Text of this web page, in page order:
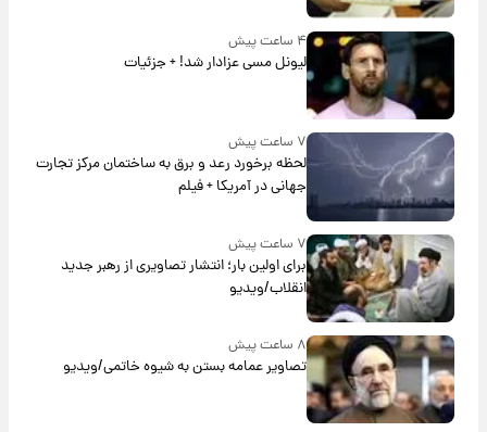
۴ ساعت پیش
لیونل مسی عزادار شد! + جزئیات
۷ ساعت پیش
لحظه برخورد رعد و برق به ساختمان مرکز تجارت
جهانی در آمریکا + فیلم
۷ ساعت پیش
برای اولین بار؛ انتشار تصاویری از رهبر جدید
انقلاب/ویدیو
۸ ساعت پیش
تصاویر عمامه بستن به شیوه خاتمی/ویدیو